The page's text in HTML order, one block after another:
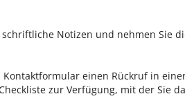
Notizen und nehmen Sie
Kontaktformular einen Rückruf in
zur Verfügung, mit der Sie